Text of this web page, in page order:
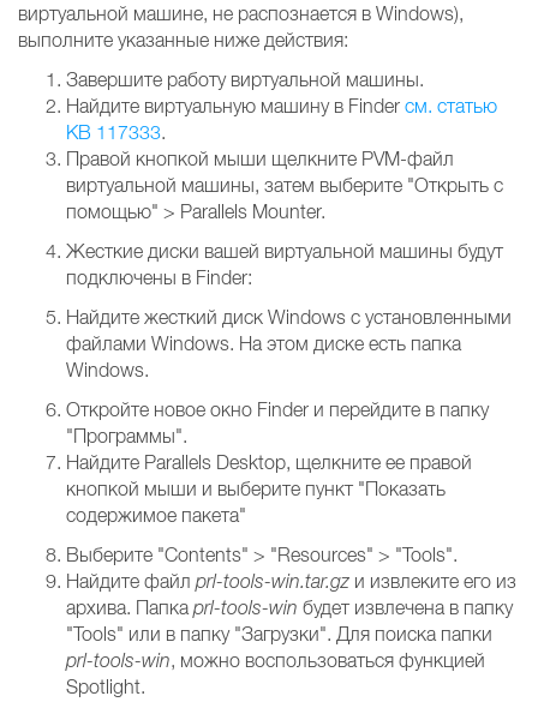
виртуальной машине, не распознается в Windows),
выполните указанные ниже действия:
Завершите работу виртуальной машины.
Найдите виртуальную машину в Finder см. статью
KB 117333.
Правой кнопкой мыши щелкните PVM-файл
виртуальной машины, затем выберите "Открыть с
помощью" > Parallels Mounter.
Жесткие диски вашей виртуальной машины будут
подключены в Finder:
Найдите жесткий диск Windows с установленными
файлами Windows. На этом диске есть папка
Windows.
Откройте новое окно Finder и перейдите в папку
"Программы".
Найдите Parallels Desktop, щелкните ее правой
кнопкой мыши и выберите пункт "Показать
содержимое пакета"
Выберите "Contents" > "Resources" > "Tools".
Найдите файл prl-tools-win.tar.gz и извлеките его из
архива. Папка prl-tools-win будет извлечена в папку
"Tools" или в папку "Загрузки". Для поиска папки
prl-tools-win, можно воспользоваться функцией
Spotlight.